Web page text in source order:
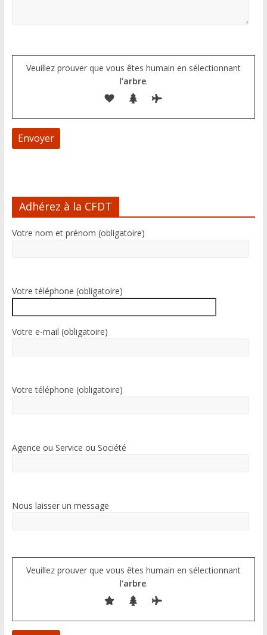
Veuillez prouver que vous êtes humain en sélectionnant
l’arbre.
l
e
r
i
v
e
:
Adhérez à la CFDT
Votre nom et prénom (obligatoire)
Votre téléphone (obligatoire)
Votre e-mail (obligatoire)
Votre téléphone (obligatoire)
Agence ou Service ou Société
Nous laisser un message
Veuillez prouver que vous êtes humain en sélectionnant
l’arbre.